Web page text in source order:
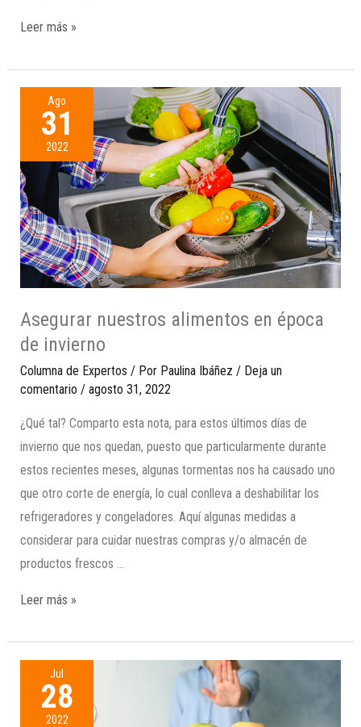
Leer más »
Ago
31
2022
Asegurar nuestros alimentos en época
de invierno
Columna de Expertos / Por Paulina Ibáñez / Deja un
comentario / agosto 31, 2022
¿Qué tal? Comparto esta nota, para estos últimos días de
invierno que nos quedan, puesto que particularmente durante
estos recientes meses, algunas tormentas nos ha causado uno
que otro corte de energía, lo cual conlleva a deshabilitar los
refrigeradores y congeladores. Aquí algunas medidas a
considerar para cuidar nuestras compras y/o almacén de
productos frescos …
Leer más »
Jul
28
2022